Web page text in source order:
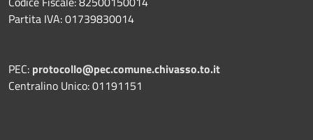
Partita IVA: 01739830014
PEC: protocollo@pec.comune.chivasso.to.it
Centralino Unico: 01191151